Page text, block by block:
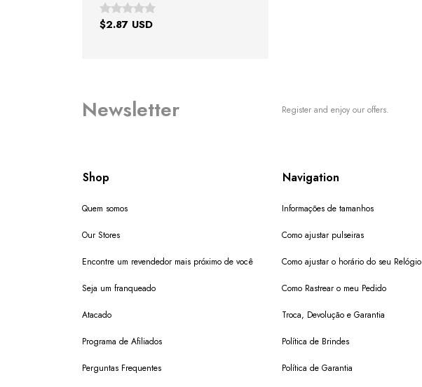
$2.87 USD
Newsletter Register and enjoy our offers.
Shop
Quem somos
Our Stores
Encontre um revendedor mais próximo de você
Seja um franqueado
Atacado
Programa de Afiliados
Perguntas Frequentes
Navigation
Informações de tamanhos
Como ajustar pulseiras
Como ajustar o horário do seu Relógio
Como Rastrear o meu Pedido
Troca, Devolução e Garantia
Política de Brindes
Política de Garantia